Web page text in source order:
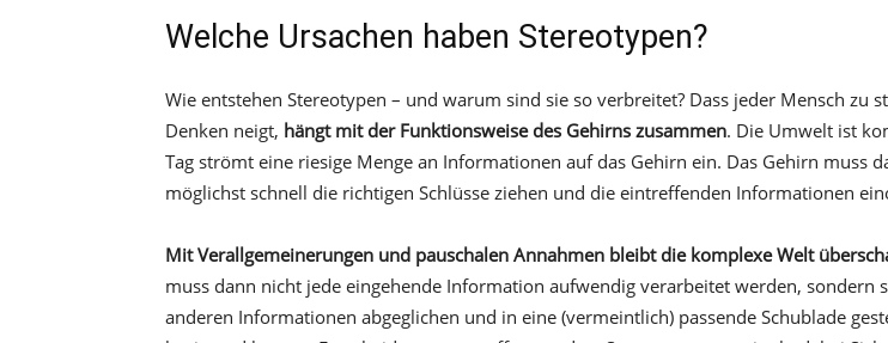
Welche Ursachen haben Stereotypen?
Wie entstehen Stereotypen – und warum sind sie so verbreitet? Dass jeder Mensch zu
Denken neigt, hängt mit der Funktionsweise des Gehirns zusammen. Die Umwelt ist
Tag strömt eine riesige Menge an Informationen auf das Gehirn ein. Das Gehirn muss
möglichst schnell die richtigen Schlüsse ziehen und die eintreffenden Informationen
Mit Verallgemeinerungen und pauschalen Annahmen bleibt die komplexe Welt
muss dann nicht jede eingehende Information aufwendig verarbeitet werden, sondern
anderen Informationen abgeglichen und in eine (vermeintlich) passende Schublade